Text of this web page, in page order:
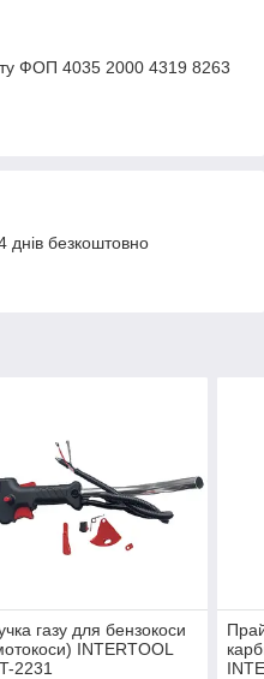
ФОП 4035 2000 4319 8263
днів безкоштовно
газу для бензокоси
INTERTOOL
2231